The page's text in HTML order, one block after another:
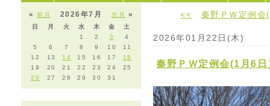
«前月 次月 »
2026年7月
日 月 火 水 木 金
土
1
2 3
4
5
6 7 8 9 10
11
12
13 14 15 16 17
18
19
20 21 22 23 24
25
26
27 28 29 30 31
<< 秦野ＰＷ定例
2026年01月22日(木)
秦野ＰＷ定例会(1月6日